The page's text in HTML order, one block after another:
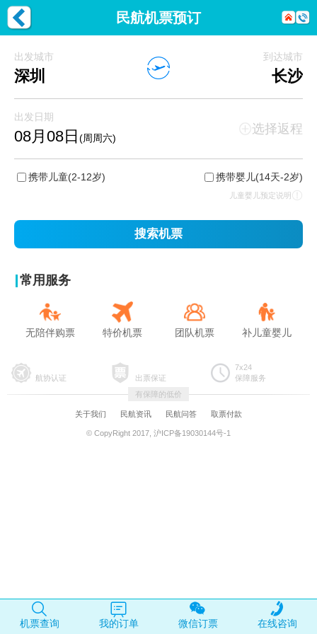
民航机票预订
出发城市
深圳
到达城市
长沙
出发日期
08月08日 (周周六)
选择返程
携带儿童(2-12岁) 携带婴儿(14天-2岁)
儿童婴儿预定说明
搜索机票
常用服务
无陪伴购票 特价机票 团队机票 补儿童婴儿
航协认证 出票保证
7x24
保障服务
有保障的低价
关于我们 民航资讯 民航问答 取票付款
© CopyRight 2017, 沪ICP备19030144号-1
机票查询 我的订单 微信订票 在线咨询